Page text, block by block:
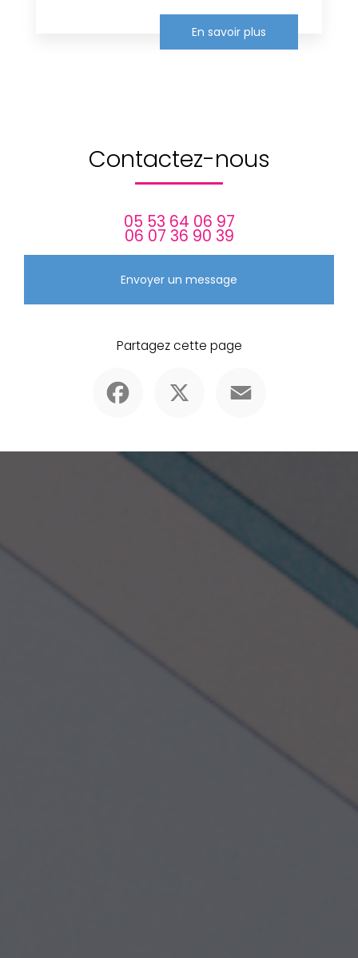
En savoir plus
Contactez-nous
05 53 64 06 97
06 07 36 90 39
Envoyer un message
Partagez cette page